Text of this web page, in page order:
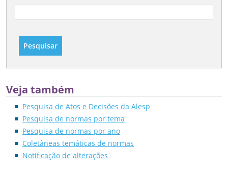
Pesquisar
Veja também
Pesquisa de Atos e Decisões da Alesp
Pesquisa de normas por tema
Pesquisa de normas por ano
Coletâneas temáticas de normas
Notificação de alterações